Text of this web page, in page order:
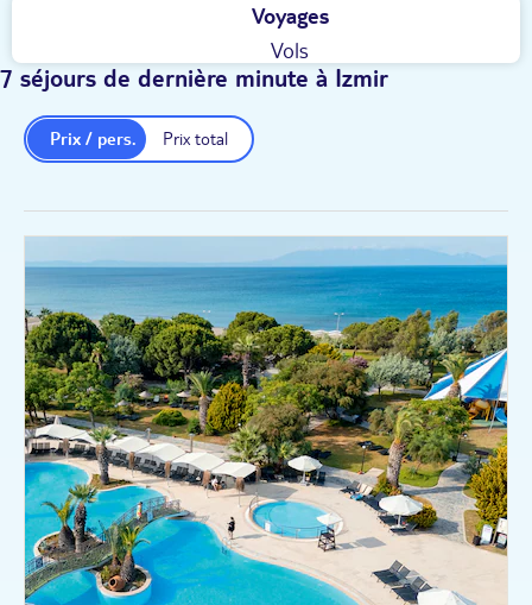
Voyages
Vols
7 séjours de dernière minute à Izmir
Prix total
Prix / pers.